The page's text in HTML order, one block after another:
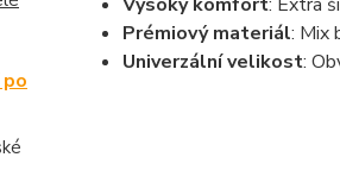
Prémiový materiál: Mix
Univerzální velikost: